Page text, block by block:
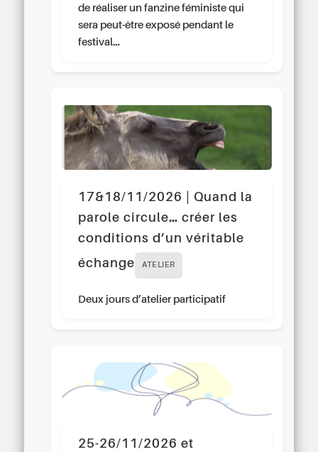
de réaliser un fanzine féministe qui
sera peut-être exposé pendant le
festival…
17&18/11/2026 | Quand la
parole circule… créer les
conditions d’un véritable
échange
ATELIER
Deux jours d’atelier participatif
25-26/11/2026 et